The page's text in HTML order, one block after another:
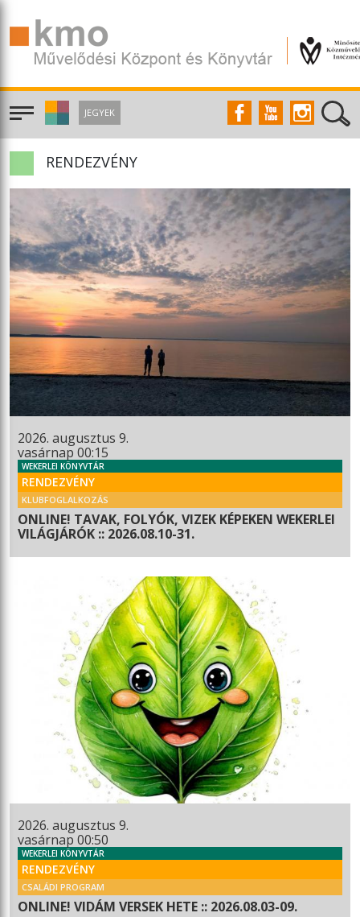
JEGYEK
RENDEZVÉNY
2026. augusztus 9.
vasárnap 00:15
WEKERLEI KÖNYVTÁR
RENDEZVÉNY
KLUBFOGLALKOZÁS
ONLINE! TAVAK, FOLYÓK, VIZEK KÉPEKEN WEKERLEI
VILÁGJÁRÓK :: 2026.08.10-31.
2026. augusztus 9.
vasárnap 00:50
WEKERLEI KÖNYVTÁR
RENDEZVÉNY
CSALÁDI PROGRAM
ONLINE! VIDÁM VERSEK HETE :: 2026.08.03-09.